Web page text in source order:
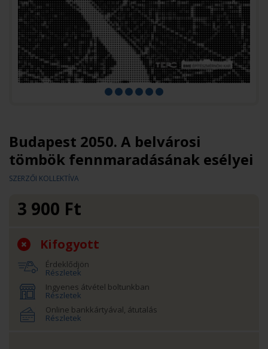
Budapest 2050. A belvárosi
tömbök fennmaradásának esélyei
SZERZŐI KOLLEKTÍVA
3 900 Ft
Kifogyott
Érdeklődjön
Részletek
Ingyenes átvétel boltunkban
Részletek
Online bankkártyával, átutalás
Részletek